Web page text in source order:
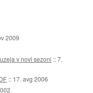
2009
v novi sezoni ::7.
:: 17. avg 2006